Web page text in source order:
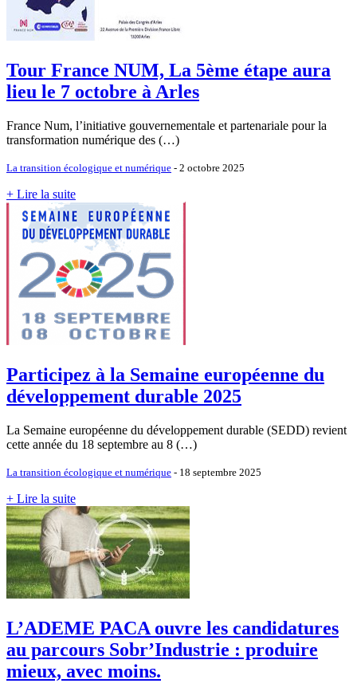
Tour France NUM, La 5ème étape aura
lieu le 7 octobre à Arles
France Num, l’initiative gouvernementale et partenariale pour la
transformation numérique des (…)
La transition écologique et numérique - 2 octobre 2025
+ Lire la suite
Participez à la Semaine européenne du
développement durable 2025
La Semaine européenne du développement durable (SEDD) revient
cette année du 18 septembre au 8 (…)
La transition écologique et numérique - 18 septembre 2025
+ Lire la suite
L’ADEME PACA ouvre les candidatures
au parcours Sobr’Industrie : produire
mieux, avec moins.